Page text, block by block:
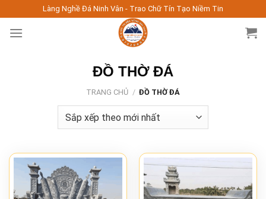
to
content
Làng Nghề Đá Ninh Vân - Trao Chữ Tín Tạo Niềm Tin
ĐỒ THỜ ĐÁ
TRANG CHỦ / ĐỒ THỜ ĐÁ